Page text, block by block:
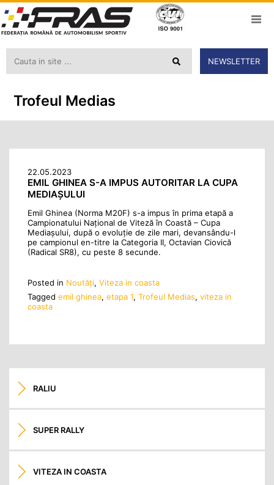
NEWSLETTER
Trofeul Medias
22.05.2023
EMIL GHINEA S-A IMPUS AUTORITAR LA CUPA
MEDIAȘULUI
Emil Ghinea (Norma M20F) s-a impus în prima etapă a
Campionatului Național de Viteză în Coastă – Cupa
Mediașului, după o evoluție de zile mari, devansându-l
pe campionul en-titre la Categoria II, Octavian Ciovică
(Radical SR8), cu peste 8 secunde.
Posted in Noutăţi, Viteza in coasta
Tagged emil ghinea, etapa 1, Trofeul Medias, viteza in
coasta
RALIU
SUPER RALLY
VITEZA IN COASTA